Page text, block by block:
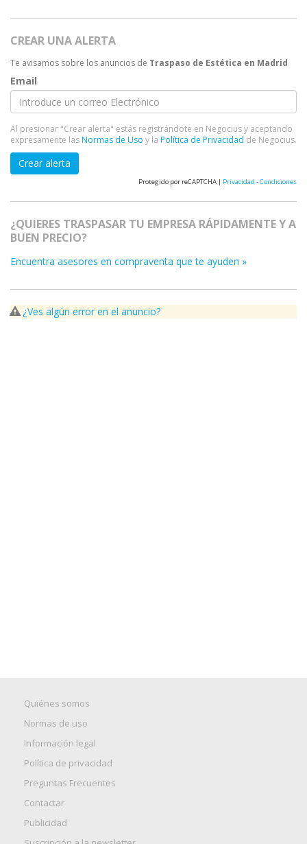
CREAR UNA ALERTA
Te avisamos sobre los anuncios de Traspaso de Estética en Madrid
Email
Al presionar "Crear alerta" estás registrándote en Negocius y aceptando
expresamente lasNormas de Uso y la Política de Privacidad de Negocius.
Crear alerta
Protegido por reCAPTCHA | Privacidad -Condiciones
¿QUIERES TRASPASAR TU EMPRESA RÁPIDAMENTE Y A
BUEN PRECIO?
Encuentra asesores en compraventa que te ayuden »
¿Ves algún error en el anuncio?
Quiénes somos
Normas de uso
Información legal
Política de privacidad
Preguntas Frecuentes
Contactar
Publicidad